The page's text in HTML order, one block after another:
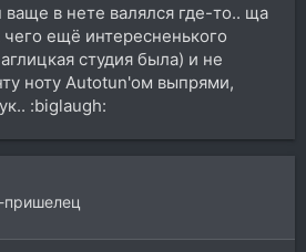
ваще в нете валялся где-то.. ща
ещё интересненького
студия была) и не
ноту Autotun'ом выпрями,
:biglaugh:
пришелец